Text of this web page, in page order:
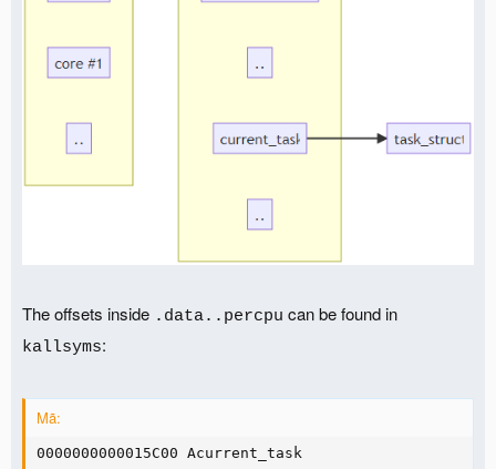
The offsets inside .data..percpu can be found in
kallsyms:
Mã:
0000000000015C00 Acurrent_task